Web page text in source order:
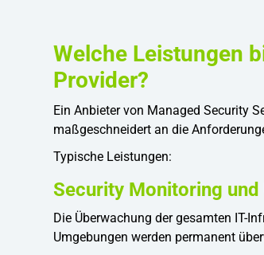
Welche Leistungen
Provider?
Ein Anbieter von Managed Security
maßgeschneidert an die
Typische Leistungen:
Security Monitoring und
Die Überwachung der gesamten IT-
Umgebungen werden permanent